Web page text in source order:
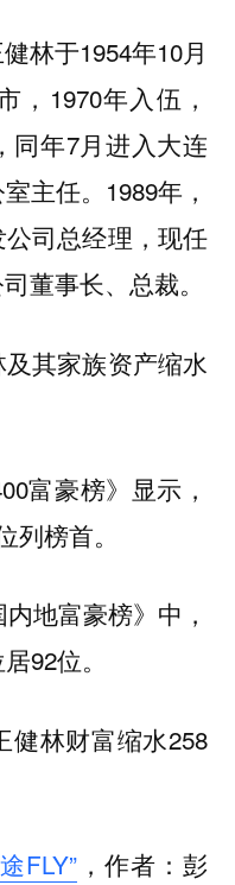
林于1954年10月
，1970年入伍，
同年7月进入大连
主任。1989年，
司总经理，现任
董事长、总裁。
其家族资产缩水
富豪榜》显示，
榜首。
地富豪榜》中，
92位。
健林财富缩水258
FLY” ，作者：彭